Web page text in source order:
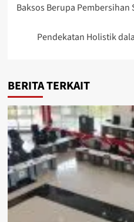
Baksos Berupa Pembersihan
Pendekatan Holistik
BERITA TERKAIT